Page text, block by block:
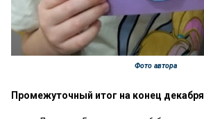
Фото автора
Промежуточный итог на конец декабря